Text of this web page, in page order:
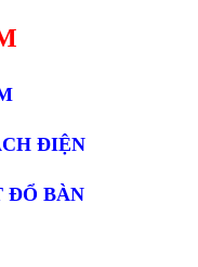
ĐIỆN
ĐỔ BÀN